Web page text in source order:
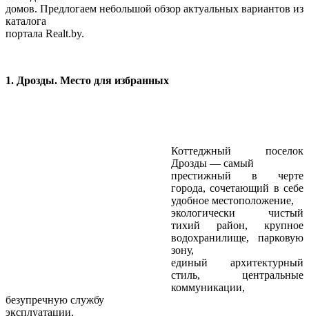
домов. Предлогаем небольшой обзор актуальных вариантов из
каталога
портала Realt.by.
1. Дрозды. Место для избранных
Коттеджный поселок
Дрозды — самый
престижный в черте
города, сочетающий в себе
удобное местоположение,
экологически чистый
тихий район, крупное
водохранилище, парковую
зону,
единый архитектурный
стиль, центральные
коммуникации,
безупречную службу
эксплуатации.